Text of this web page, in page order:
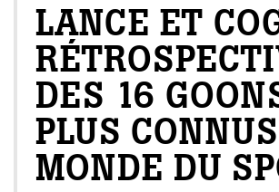
LANCE ET
DES 16
PLUS
MONDE DU